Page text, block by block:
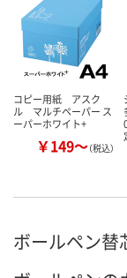
コピー用紙 アスク
ル マルチペーパー ス
ーパーホワイト+
￥149～（税込）
ボールペン替